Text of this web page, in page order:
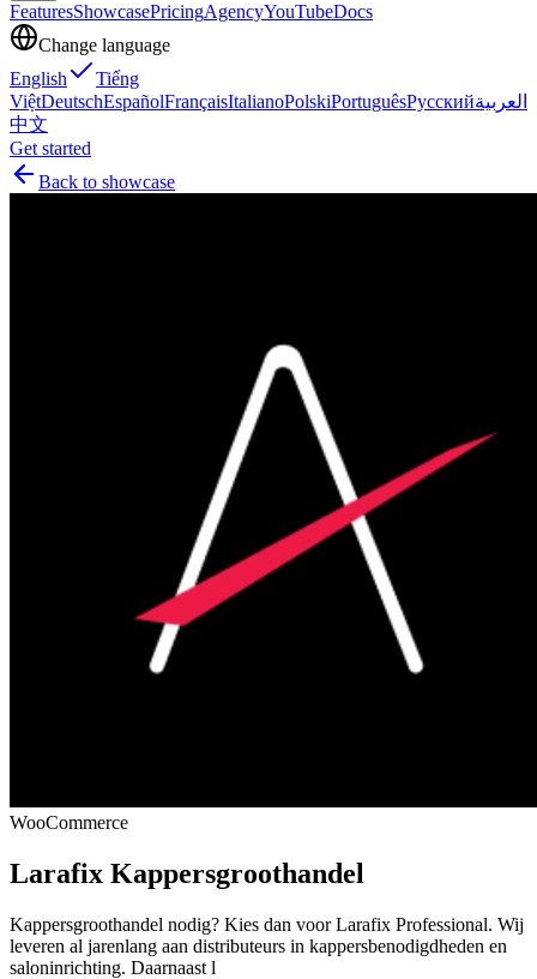
FeaturesShowcasePricingAgencyYouTubeDocs
Change language
English
Tiếng
ViệtDeutschEspañolFrançaisItalianoPolskiPortuguêsРусскийالعربية
中文
Get started
Back to showcase
WooCommerce
Larafix Kappersgroothandel
Kappersgroothandel nodig? Kies dan voor Larafix Professional. Wij
leveren al jarenlang aan distributeurs in kappersbenodigdheden en
saloninrichting. Daarnaast l